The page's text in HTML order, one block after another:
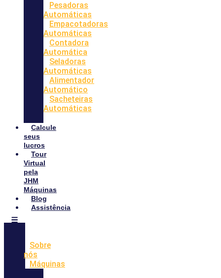
Pesadoras
Automáticas
Empacotadoras
Automáticas
Contadora
Automática
Seladoras
Automáticas
Alimentador
Automático
Sacheteiras
Automáticas
Calcule
seus
lucros
Tour
Virtual
pela
JHM
Máquinas
Blog
Assistência
Sobre
nós
Máquinas